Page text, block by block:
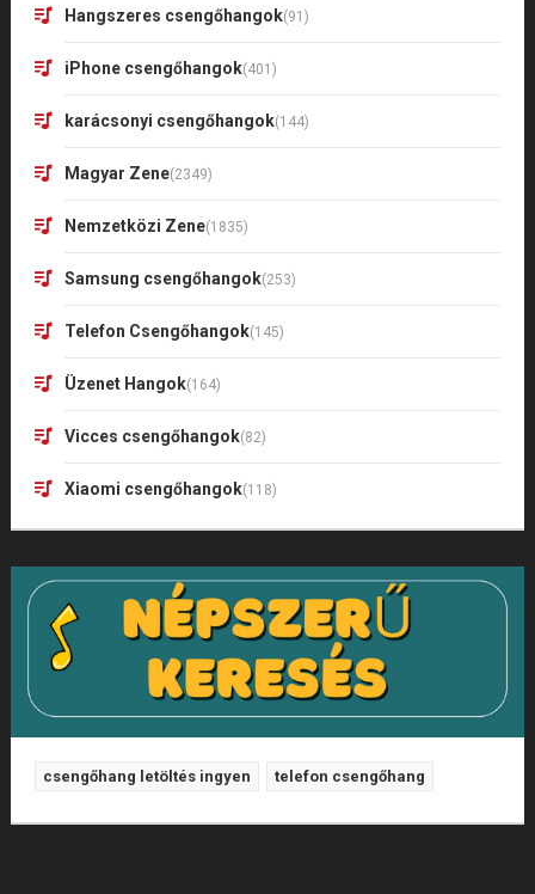
Hangszeres csengőhangok(91)
iPhone csengőhangok(401)
karácsonyi csengőhangok(144)
Magyar Zene(2349)
Nemzetközi Zene(1835)
Samsung csengőhangok(253)
Telefon Csengőhangok(145)
Üzenet Hangok(164)
Vicces csengőhangok(82)
Xiaomi csengőhangok(118)
csengőhang letöltés ingyen telefon csengőhang